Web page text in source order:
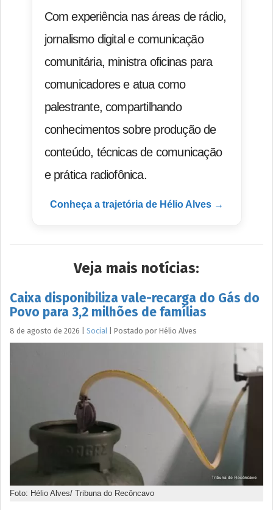
Com experiência nas áreas de rádio,
jornalismo digital e comunicação
comunitária, ministra oficinas para
comunicadores e atua como
palestrante, compartilhando
conhecimentos sobre produção de
conteúdo, técnicas de comunicação
e prática radiofônica.
Conheça a trajetória de Hélio Alves →
Veja mais notícias:
Caixa disponibiliza vale-recarga do Gás do
Povo para 3,2 milhões de famílias
8 de agosto de 2026 Social Postado por Hélio Alves
Foto: Hélio Alves/ Tribuna do Recôncavo